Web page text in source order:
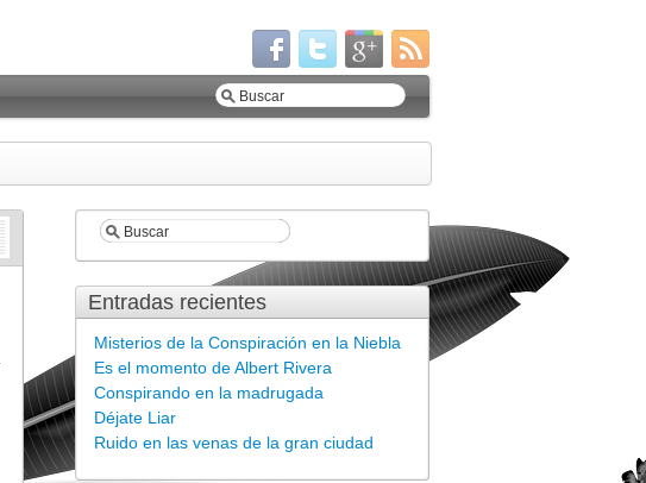
Entradas recientes
Misterios de la Conspiración en la Niebla
Es el momento de Albert Rivera
Conspirando en la madrugada
Déjate Liar
Ruido en las venas de la gran ciudad